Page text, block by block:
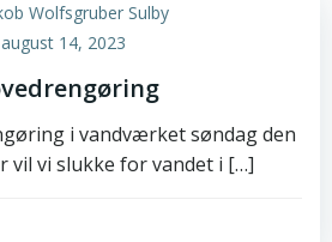
Wolfsgruber Sulby
august 14, 2023
i vandværket søndag den
vil vi slukke for vandet i […]